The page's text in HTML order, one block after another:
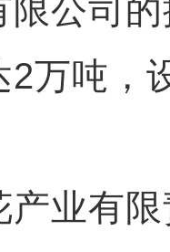
限公司
2万吨，
业有限